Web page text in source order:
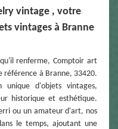
vintage , votre
vintages à Branne
renferme, Comptoir art
référence à Branne, 33420.
unique d'objets vintages,
historique et esthétique.
ou un amateur d'art, nos
le temps, ajoutant une